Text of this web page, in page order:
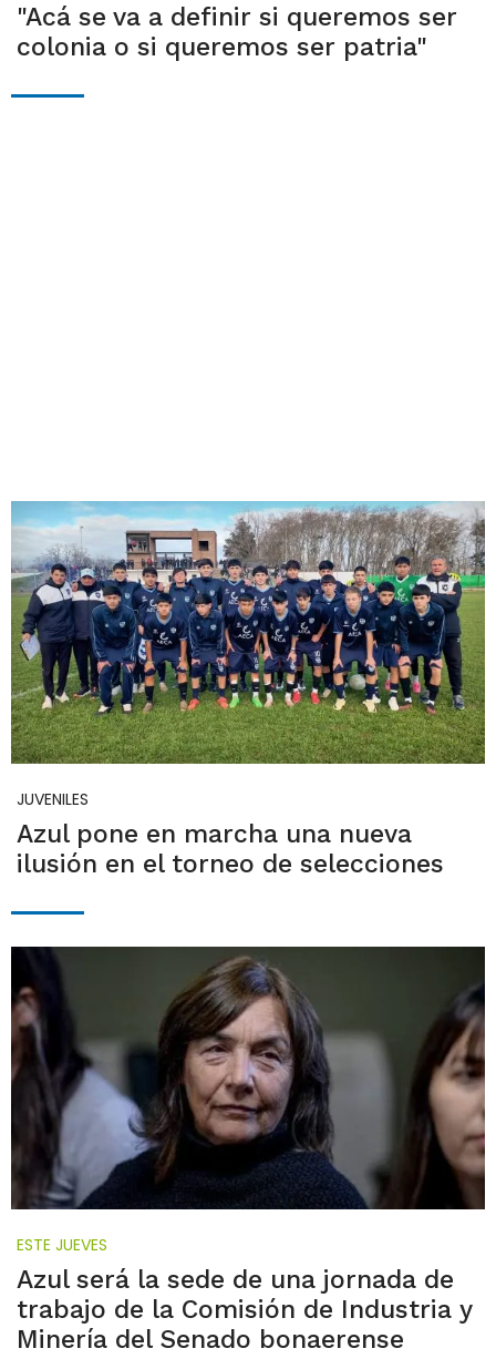
"Acá se va a definir si queremos ser
colonia o si queremos ser patria"
JUVENILES
Azul pone en marcha una nueva
ilusión en el torneo de selecciones
ESTE JUEVES
Azul será la sede de una jornada de
trabajo de la Comisión de Industria y
Minería del Senado bonaerense